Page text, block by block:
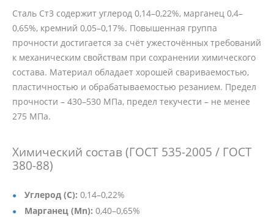
Сталь Ст3 содержит углерод 0,14–0,22%, марганец 0,4–
0,65%, кремний 0,05–0,17%. Повышенная группа
прочности достигается за счёт ужесточённых требований
к механическим свойствам при сохранении химического
состава. Материал обладает хорошей свариваемостью,
пластичностью и обрабатываемостью резанием. Предел
прочности – 430–530 МПа, предел текучести – не менее
275 МПа.
Химический состав (ГОСТ 535-2005 / ГОСТ
380-88)
Углерод (C): 0,14–0,22%
Марганец (Mn): 0,40–0,65%